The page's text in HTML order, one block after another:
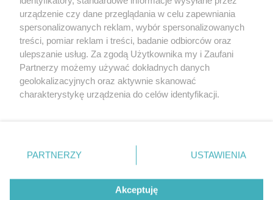
tzn. bez właściwej zgody, jest zabronione pod groźbą kary i może być
ścigane prawnie.
© 2026 Grupa ZPR Media
urządzenie czy dane przeglądania w celu zapewniania
spersonalizowanych reklam, wybór spersonalizowanych
treści, pomiar reklam i treści, badanie odbiorców oraz
ulepszanie usług. Za zgodą Użytkownika my i Zaufani
Partnerzy możemy używać dokładnych danych
geolokalizacyjnych oraz aktywnie skanować
charakterystykę urządzenia do celów identyfikacji.
zmienić/wycofać klikając przycisk ustawień prywatności
znajdujący się w lewym dolnym rogu strony
rodzaje przetwarzania danych nie wymagają zgody
użytkownika, ale masz prawo sprzeciwić się takiemu
PARTNERZY USTAWIENIA
Akceptuję